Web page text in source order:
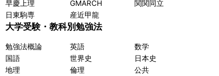
早慶上理
GMARCH
関関同立
日東駒専
産近甲龍
大学受験・教科別勉強法
勉強法概論 英語
数学
国語
世界史
日本史
地理
倫理
公共